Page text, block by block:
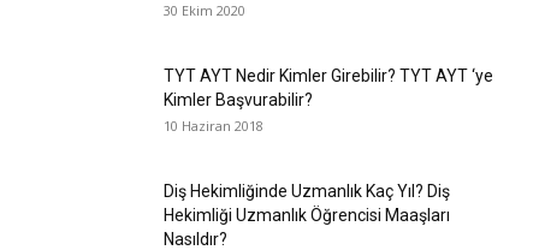
30 Ekim 2020
TYT AYT Nedir Kimler Girebilir? TYT AYT ‘ye
Kimler Başvurabilir?
10 Haziran 2018
Diş Hekimliğinde Uzmanlık Kaç Yıl? Diş
Hekimliği Uzmanlık Öğrencisi Maaşları
Nasıldır?